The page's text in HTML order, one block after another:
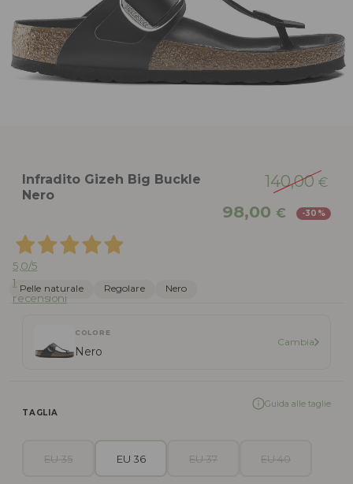
Infradito Gizeh Big Buckle
Nero
140,00 €
prezzo
98,00 € -30%
5,0/5
1
recensioni
Pelle naturale Regolare Nero
COLORE
Nero
Cambia
TAGLIA
Guida alle taglie
EU 35 EU 36 EU 37 EU 40